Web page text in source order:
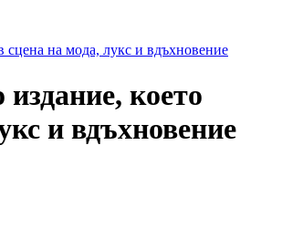
сцена на мода, лукс и вдъхновение
което
и вдъхновение